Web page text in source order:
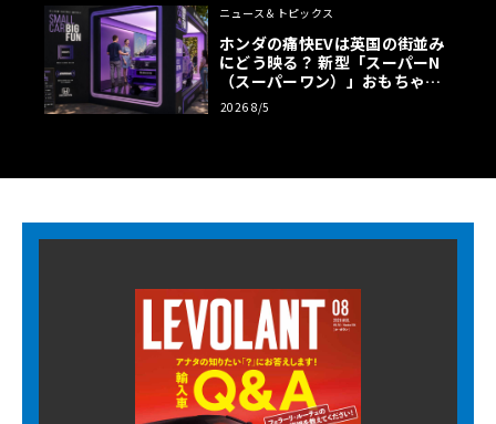
ニュース＆トピックス
ホンダの痛快EVは英国の街並み
にどう映る？ 新型「スーパーN
（スーパーワン）」おもちゃ箱
ツアーの全貌
2026 8/5